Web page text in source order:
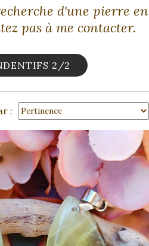
d'une pierre en
pas à me contacter.
2/2
: